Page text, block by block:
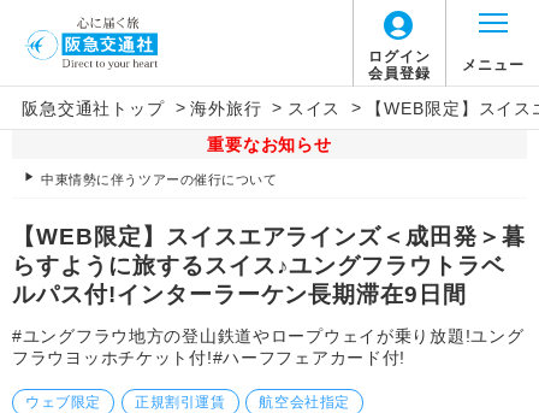
ログイン
会員登録
メニュー
阪急交通社トップ > 海外旅行 > スイス >
【WEB限定】スイ
重要なお知らせ
中東情勢に伴うツアーの催行について
【WEB限定】スイスエアラインズ＜成田発＞暮
らすように旅するスイス♪ユングフラウトラベ
ルパス付!インターラーケン長期滞在9日間
#ユングフラウ地方の登山鉄道やロープウェイが乗り放題!ユング
フラウヨッホチケット付!#ハーフフェアカード付!
ウェブ限定 正規割引運賃 航空会社指定